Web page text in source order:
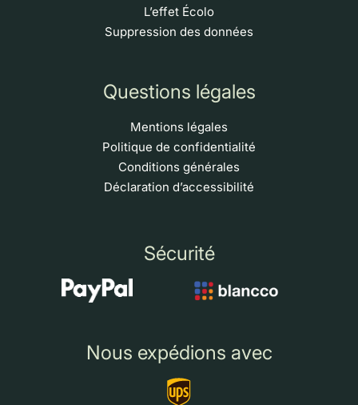
L’effet Écolo
Suppression des données
Questions légales
Mentions légales
Politique de confidentialité
Conditions générales
Déclaration d’accessibilité
Sécurité
Nous expédions avec